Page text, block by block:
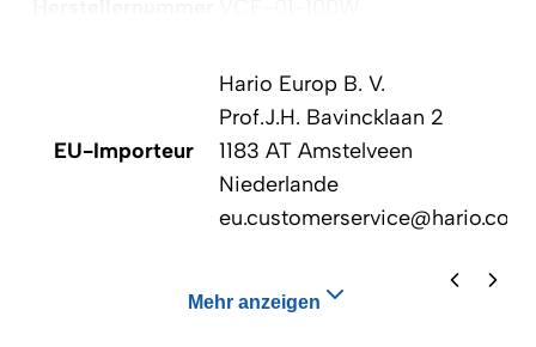
EU-Importeur
Hario Europ B. V.
Prof.J.H. Bavincklaan 2
1183 AT Amstelveen
Niederlande
eu.customerservice@hario.com
Mehr anzeigen